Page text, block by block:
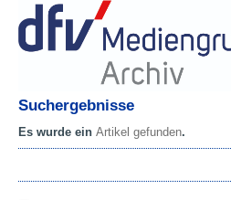
Suchergebnisse
Es wurde ein Artikel gefunden.